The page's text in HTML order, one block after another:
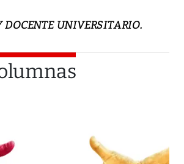
DOCENTE UNIVERSITARIO.